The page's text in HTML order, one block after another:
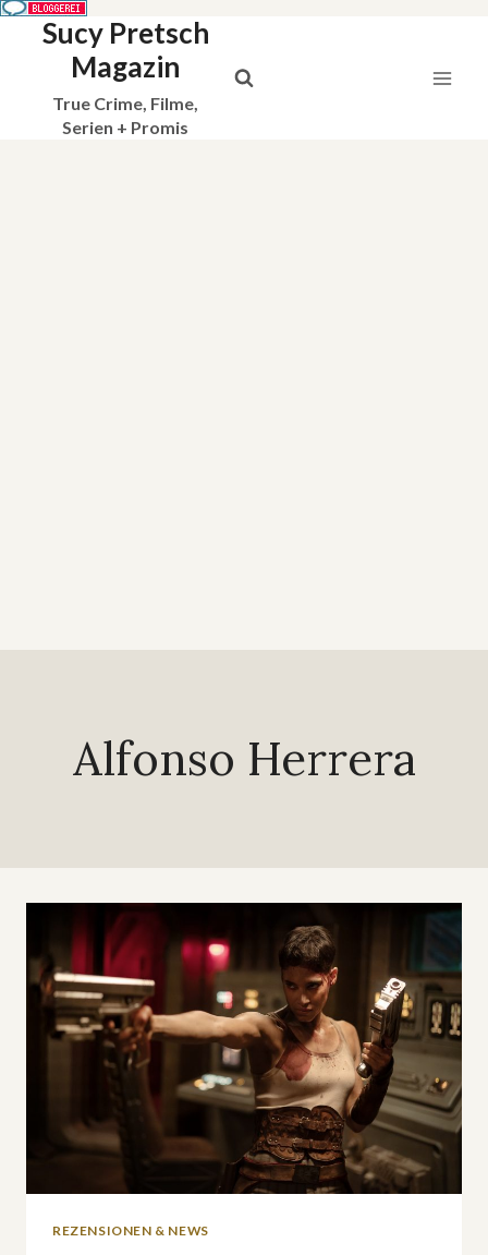
Sucy Pretsch
Magazin
True Crime, Filme,
Serien + Promis
Alfonso Herrera
REZENSIONEN & NEWS